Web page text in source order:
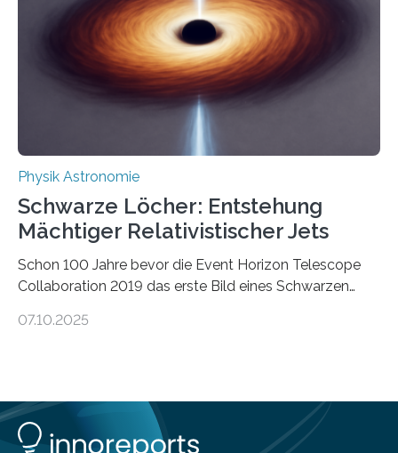
die Herleitung. (DOI: 10.1126/sciadv.adw8462)
Verbrennungsmotoren oder Dampfturbinen sind
Wärmekraftmaschinen: Sie wandeln thermische
Energie in mechanische Bewegung um – oder anders
ausgedrückt, Wärme in Bewegung. In
quantenmechanischen Experimenten ist es in den…
Physik Astronomie
Schwarze Löcher: Entstehung
Mächtiger Relativistischer Jets
Schon 100 Jahre bevor die Event Horizon Telescope
Collaboration 2019 das erste Bild eines Schwarzen
hatte der Astronom Heber Curtis einen seltsamen
werden auch von anderen Schwarzen Löchern
ausgeschickt. Theoretische Astrophysiker der Goethe-
07.10.2025